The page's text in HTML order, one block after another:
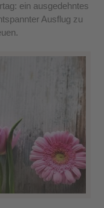
ein ausgedehntes
Ausflug zu